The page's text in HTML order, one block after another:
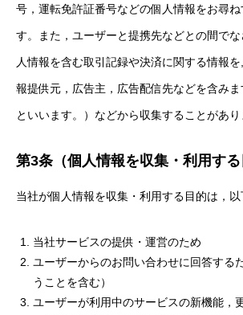
号，運転免許証番号などの個人情報をお尋ね
す。また，ユーザーと提携先などとの間で
人情報を含む取引記録や決済に関する情報
報提供元，広告主，広告配信先などを含みま
といいます。）などから収集することがあり
第3条（個人情報を収集・利用する
当社が個人情報を収集・利用する目的は，以
当社サービスの提供・運営のため
ユーザーからのお問い合わせに回答する
うことを含む）
ユーザーが利用中のサービスの新機能，